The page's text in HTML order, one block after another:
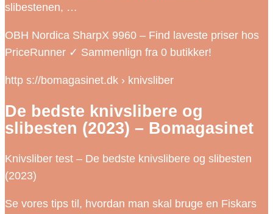
slibestenen, …
OBH Nordica SharpX 9960 – Find laveste priser hos
PriceRunner ✓ Sammenlign fra 0 butikker!
http s://bomagasinet.dk › knivsliber
De bedste knivslibere og
slibesten (2023) – Bomagasinet
Knivsliber test – De bedste knivslibere og slibesten
(2023)
Se vores tips til, hvordan man skal bruge en Fiskars